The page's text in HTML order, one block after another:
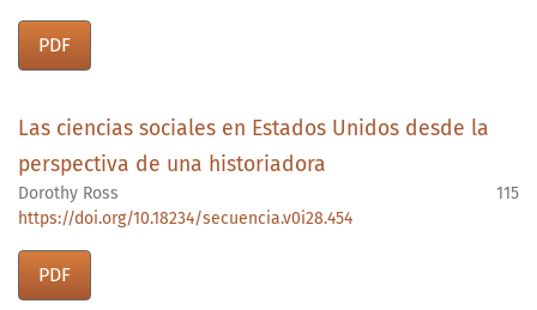
PDF
Las ciencias sociales en Estados Unidos desde la
perspectiva de una historiadora
Dorothy Ross
115
https://doi.org/10.18234/secuencia.v0i28.454
PDF